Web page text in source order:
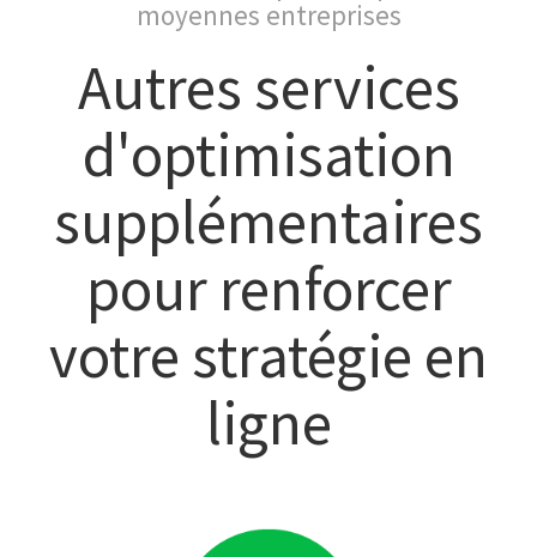
moyennes entreprises
Autres services
d'optimisation
supplémentaires
pour renforcer
votre stratégie en
ligne